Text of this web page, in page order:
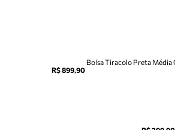
R$ 899,90
Bolsa Tiracolo Preta Média